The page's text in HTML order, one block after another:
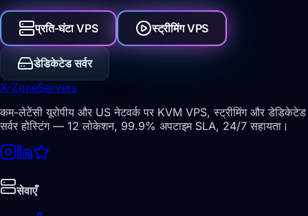
प्रति-घंटा VPS स्ट्रीमिंग VPS
डेडिकेटेड सर्वर
X-ZoneServers
कम-लेटेंसी यूरोपीय और US नेटवर्क पर KVM VPS, स्ट्रीमिंग और डेडिकेटेड
सर्वर होस्टिंग — 12 लोकेशन, 99.9% अपटाइम SLA, 24/7 सहायता।
सेवाएँ